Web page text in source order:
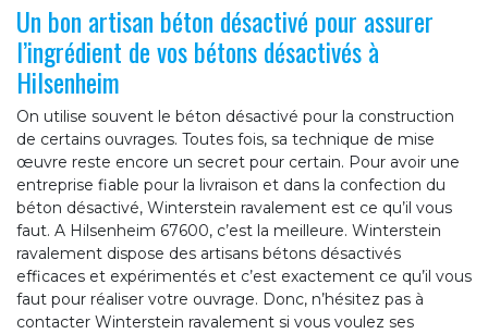
Un bon artisan béton désactivé pour assurer
l’ingrédient de vos bétons désactivés à
Hilsenheim
On utilise souvent le béton désactivé pour la construction
de certains ouvrages. Toutes fois, sa technique de mise
œuvre reste encore un secret pour certain. Pour avoir une
entreprise fiable pour la livraison et dans la confection du
béton désactivé, Winterstein ravalement est ce qu’il vous
faut. A Hilsenheim 67600, c’est la meilleure. Winterstein
ravalement dispose des artisans bétons désactivés
efficaces et expérimentés et c’est exactement ce qu’il vous
faut pour réaliser votre ouvrage. Donc, n’hésitez pas à
contacter Winterstein ravalement si vous voulez ses